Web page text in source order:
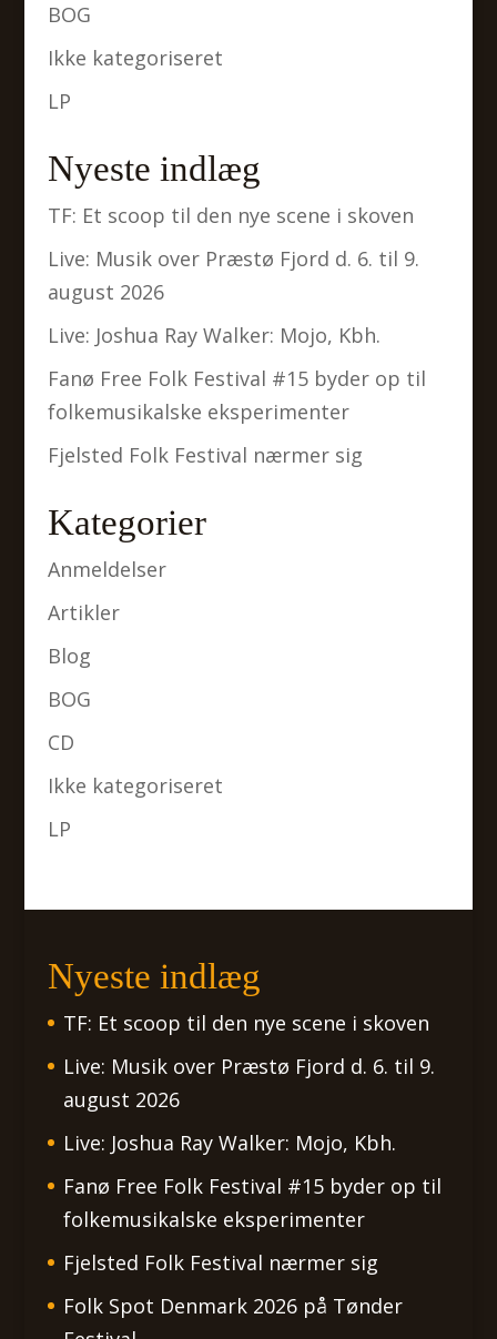
BOG
Ikke kategoriseret
LP
Nyeste indlæg
TF: Et scoop til den nye scene i skoven
Live: Musik over Præstø Fjord d. 6. til 9.
august 2026
Live: Joshua Ray Walker: Mojo, Kbh.
Fanø Free Folk Festival #15 byder op til
folkemusikalske eksperimenter
Fjelsted Folk Festival nærmer sig
Kategorier
Anmeldelser
Artikler
Blog
BOG
CD
Ikke kategoriseret
LP
Nyeste indlæg
TF: Et scoop til den nye scene i skoven
Live: Musik over Præstø Fjord d. 6. til 9.
august 2026
Live: Joshua Ray Walker: Mojo, Kbh.
Fanø Free Folk Festival #15 byder op til
folkemusikalske eksperimenter
Fjelsted Folk Festival nærmer sig
Folk Spot Denmark 2026 på Tønder